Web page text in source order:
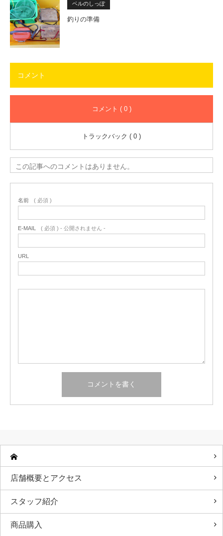
ベルのしっぽ
釣りの準備
コメント
コメント ( 0 )
トラックバック ( 0 )
この記事へのコメントはありません。
名前 ( 必須 )
E-MAIL ( 必須 ) - 公開されません -
URL
店舗概要とアクセス
スタッフ紹介
商品購入